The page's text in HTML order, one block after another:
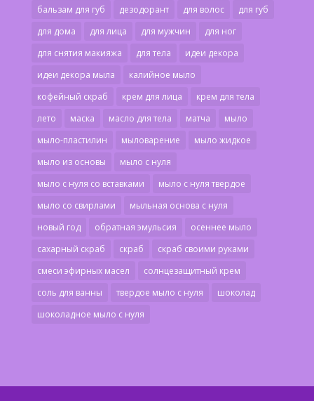
бальзам для губ
дезодорант для волос
для губ
для дома
для лица для мужчин
для ног
для снятия макияжа
для тела
идеи декора
идеи декора мыла
калийное мыло
кофейный скраб
крем для лица
крем для тела
лето
маска масло для тела матча
мыло
мыло-пластилин
мыловарение
мыло жидкое
мыло из основы
мыло с нуля
мыло с нуля со вставками
мыло с нуля твердое
мыло со свирлами
мыльная основа с нуля
новый год
обратная эмульсия
осеннее мыло
сахарный скраб
скраб
скраб своими руками
смеси эфирных масел
солнцезащитный крем
соль для ванны
твердое мыло с нуля
шоколад
шоколадное мыло с нуля